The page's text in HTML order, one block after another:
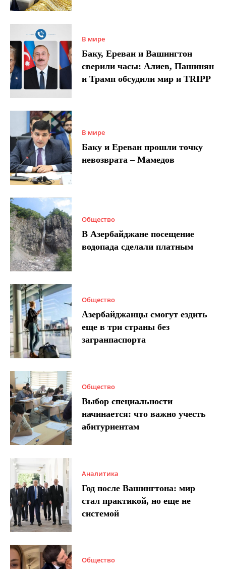
В мире
Баку, Ереван и Вашингтон
сверили часы: Алиев, Пашинян
и Трамп обсудили мир и TRIPP
В мире
Баку и Ереван прошли точку
невозврата – Мамедов
Общество
В Азербайджане посещение
водопада сделали платным
Общество
Азербайджанцы смогут ездить
еще в три страны без
загранпаспорта
Общество
Выбор специальности
начинается: что важно учесть
абитуриентам
Аналитика
Год после Вашингтона: мир
стал практикой, но еще не
системой
Общество